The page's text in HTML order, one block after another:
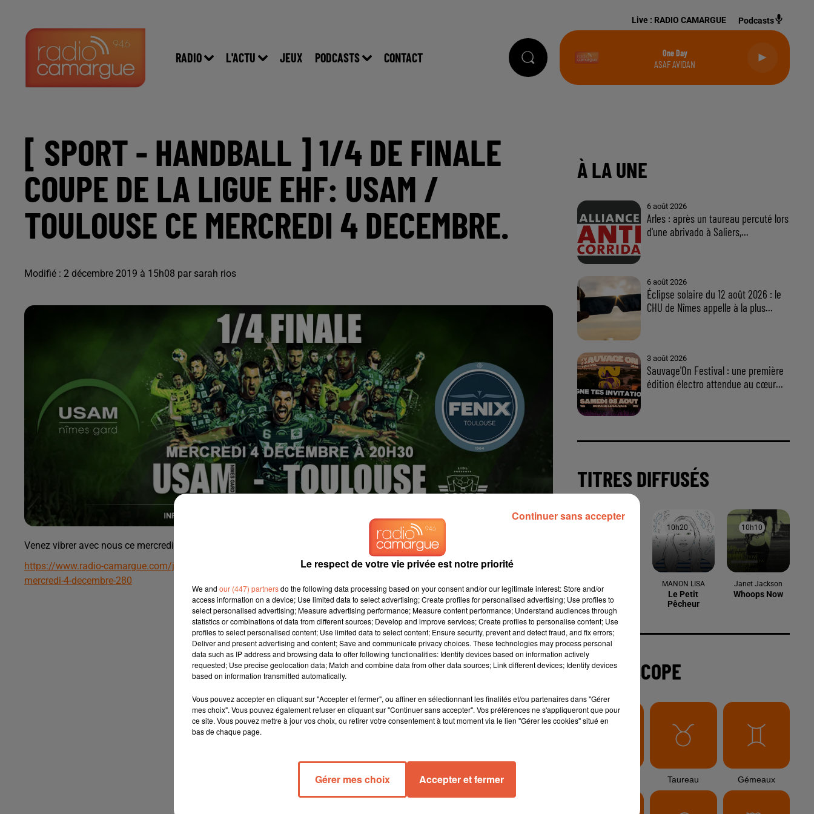
RADIO L'ACTU JEUX PODCASTS CONTACT
Live : RADIO CAMARGUE Podcasts
One Day
ASAF AVIDAN
[ SPORT - HANDBALL ] 1/4 DE FINALE
COUPE DE LA LIGUE EHF: USAM /
TOULOUSE CE MERCREDI 4 DECEMBRE.
Modifié : 2 décembre 2019 à 15h08 par sarah rios
Venez vibrer avec nous ce mercredi 4 décembre pour le match USAM / Toulouse ! Inscrivez-vous ci-dessous !
https://www.radio-camargue.com/jeuxconcours/sport-handball-1-4-de-finale-coupe-de-la-ligue-ehf-usam-toulouse-ce-
mercredi-4-decembre-280
6 août 2026
Arles : après un taureau percuté lors
d'une abrivado à Saliers,...
CHU de Nîmes appelle à la plus...
Sauvage'On Festival : une première
édition électro attendue au cœur...
Le respect de votre vie privée est notre priorité
We and our (447) partnersdo the following data processing based on your consent and/or our legitimate interest: Store and/or
access information on a device; Use limited data to select advertising; Create profiles for personalised advertising; Use profiles to
select personalised advertising; Measure advertising performance; Measure content performance; Understand audiences through
statistics or combinations of data from different sources; Develop and improve services; Create profiles to personalise content; Use
profiles to select personalised content; Use limited data to select content; Ensure security, prevent and detect fraud, and fix errors;
Deliver and present advertising and content; Save and communicate privacy choices. These technologies may process personal
data such as IP address and browsing data to offer following functionalities: Identify devices based on information actively
requested; Use precise geolocation data; Match and combine data from other data sources; Link different devices; Identify devices
based on information transmitted automatically.
Vous pouvez accepter en cliquant sur "Accepter et fermer", ou affiner en sélectionnant les finalités et/ou partenaires dans "Gérer
mes choix". Vous pouvez également refuser en cliquant sur "Continuer sans accepter". Vos préférences ne s'appliqueront que pour
ce site. Vous pouvez mettre à jour vos choix, ou retirer votre consentement à tout moment via le lien "Gérer les cookies" situé en
bas de chaque page.
Gérer mes choix Accepter et fermer
Continuer sans accepter